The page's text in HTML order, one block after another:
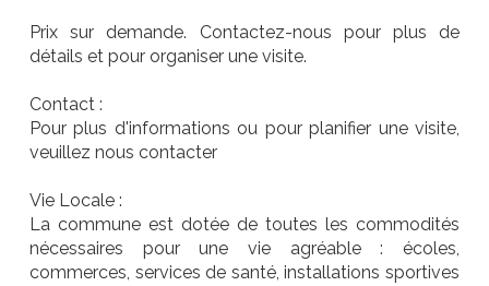
Prix sur demande. Contactez-nous pour plus de
détails et pour organiser une visite.
Contact :
Pour plus d'informations ou pour planifier une visite,
veuillez nous contacter
Vie Locale :
La commune est dotée de toutes les commodités
nécessaires pour une vie agréable : écoles,
commerces, services de santé, installations sportives